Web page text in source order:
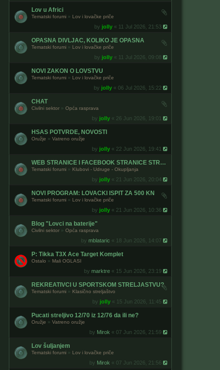
Lov u Africi
Tematski forumi » Lov i lovačke priče
by jolly« 11 Jul 2026, 21:53
OPASNA DIVLJAC, KOLIKO JE OPASNA
Tematski forumi » Lov i lovačke priče
by jolly« 11 Jul 2026, 09:08
NOVI ZAKON O LOVSTVU
Tematski forumi » Lov i lovačke priče
by jolly« 06 Jul 2026, 15:22
CHAT
Civilni sektor » Opća rasprava
by jolly« 26 Jun 2026, 19:01
HSAS POTVRDE, NOVOSTI
Oružje » Vatreno oružje
by jolly« 22 Jun 2026, 19:41
WEB STRANICE I FACEBOOK STRANICE STRELJACKIH KLUBOVA
Tematski forumi » Klubovi - Udruge - Okupljanja
by jolly« 21 Jun 2026, 20:04
NOVI PROGRAM: LOVACKI ISPIT ZA 500 KN
Tematski forumi » Lov i lovačke priče
by jolly« 21 Jun 2026, 10:36
Blog "Lovci na baterije"
Civilni sektor » Opća rasprava
by mblataric « 18 Jun 2026, 14:07
P: Tikka T3X Ace Target Komplet
Ostalo » Mali OGLASI
by marktre« 15 Jun 2026, 23:19
REKREATIVCI U SPORTSKOM STRELJASTVU?
Tematski forumi » Klasično streljaštvo
by jolly« 15 Jun 2026, 11:45
Pucati streljivo 12/70 iz 12/76 da ili ne?
Oružje » Vatreno oružje
by Mirok « 07 Jun 2026, 21:59
Lov šuljanjem
Tematski forumi » Lov i lovačke priče
by Mirok « 07 Jun 2026, 21:56